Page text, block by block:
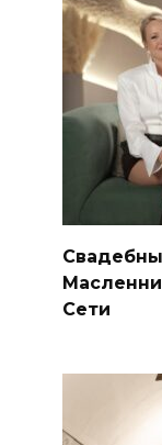
Сети